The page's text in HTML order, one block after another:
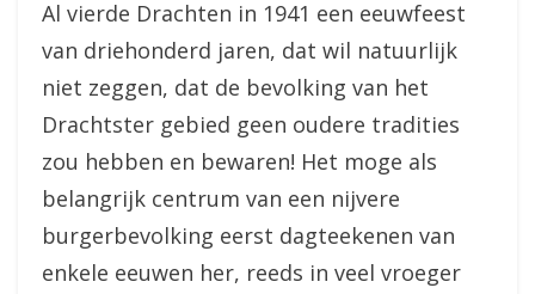
Al vierde Drachten in 1941 een eeuwfeest
van driehonderd jaren, dat wil natuurlijk
niet zeggen, dat de bevolking van het
Drachtster gebied geen oudere tradities
zou hebben en bewaren! Het moge als
belangrijk centrum van een nijvere
burgerbevolking eerst dagteekenen van
enkele eeuwen her, reeds in veel vroeger